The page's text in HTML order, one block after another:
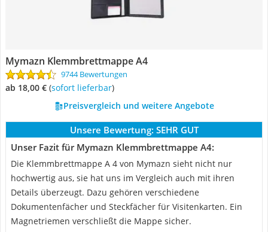
Mymazn Klemmbrettmappe A4
9744 Bewertungen
ab 18,00 € ( Sofort lieferbar)
Preisvergleich und weitere Angebote
Unsere Bewertung: SEHR GUT
Unser Fazit für Mymazn Klemmbrettmappe A4:
Die Klemmbrettmappe A 4 von Mymazn sieht nicht nur
hochwertig aus, sie hat uns im Vergleich auch mit ihren
Details überzeugt. Dazu gehören verschiedene
Dokumentenfächer und Steckfächer für Visitenkarten. Ein
Magnetriemen verschließt die Mappe sicher.